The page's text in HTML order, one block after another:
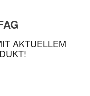
AKTUELLEM